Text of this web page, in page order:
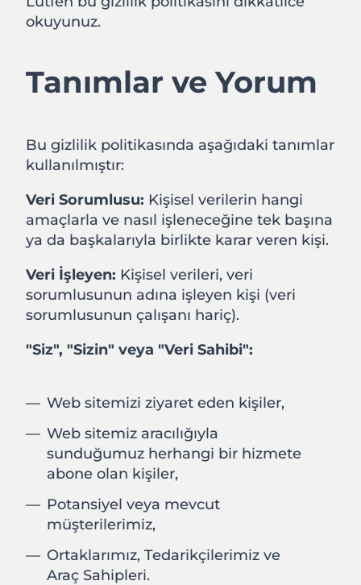
okuyunuz.
Tanımlar ve Yorum
Bu gizlilik politikasında aşağıdaki tanımlar
kullanılmıştır:
Veri Sorumlusu: Kişisel verilerin hangi
amaçlarla ve nasıl işleneceğine tek başına
ya da başkalarıyla birlikte karar veren kişi.
Veri İşleyen: Kişisel verileri, veri
sorumlusunun adına işleyen kişi (veri
sorumlusunun çalışanı hariç).
"Siz", "Sizin" veya "Veri Sahibi":
Web sitemizi ziyaret eden kişiler,
Web sitemiz aracılığıyla
sunduğumuz herhangi bir hizmete
abone olan kişiler,
Potansiyel veya mevcut
müşterilerimiz,
Ortaklarımız, Tedarikçilerimiz ve
Araç Sahipleri.